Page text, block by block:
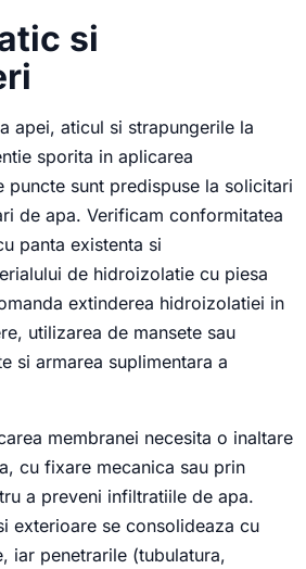
si
apei, aticul si strapungerile la
sporita in aplicarea
puncte sunt predispuse la solicitari
de apa. Verificam conformitatea
panta existenta si
de hidroizolatie cu piesa
extinderea hidroizolatiei in
utilizarea de mansete sau
si armarea suplimentara a
membranei necesita o inaltare
cu fixare mecanica sau prin
a preveni infiltratiile de apa.
exterioare se consolideaza cu
iar penetrarile (tubulatura,